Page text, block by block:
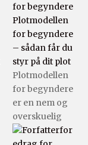
Plotmodellen
for begyndere
– sådan får du
styr på dit plot
Plotmodellen
for begyndere
er en nem og
overskuelig